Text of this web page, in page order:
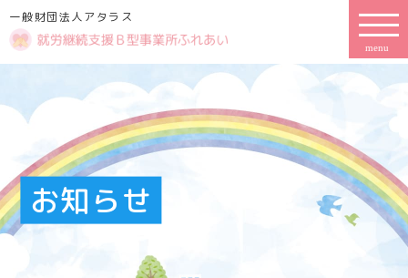
一般財団法人アタラス
お知らせ